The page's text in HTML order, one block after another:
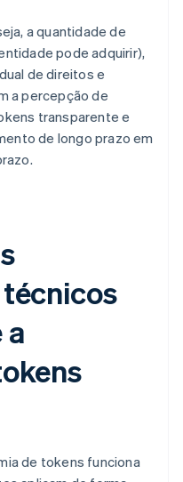
a quantidade de
pode adquirir),
de direitos e
a percepção de
transparente e
de longo prazo em
a
de tokens funciona